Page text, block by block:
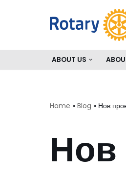
ABOUT US
Home » Blog » Нов
Нов